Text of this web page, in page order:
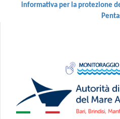
informativa per la protezione